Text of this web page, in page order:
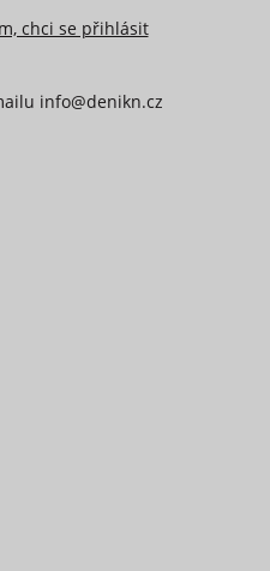
chci se přihlásit
info@denikn.cz